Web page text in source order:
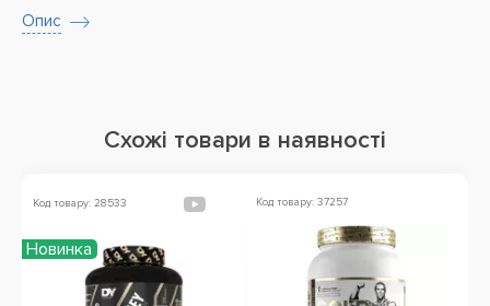
Опис
Схожі товари в наявності
Код товару: 28533
Новинка
Код товару: 37257